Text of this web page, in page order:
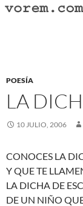
Saltar
POESÍA
LA
10 JULIO, 2006
CONOCES LA
Y QUE TE
LA DICHA DE
DE UN NIÑO